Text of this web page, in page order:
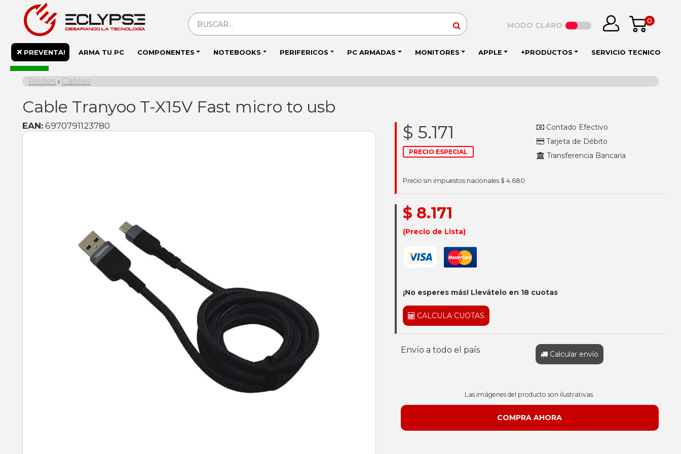
0
MODO CLARO
PREVENTA! ARMA TU PC COMPONENTES NOTEBOOKS PERIFERICOS PC ARMADAS MONITORES APPLE +PRODUCTOS SERVICIO TECNICO
Redes › Cables
Cable Tranyoo T-X15V Fast micro to usb
EAN: 6970791123780 $ 5.171
PRECIO ESPECIAL
Contado Efectivo
Tarjeta de Débito
Transferencia Bancaria
Precio sin impuestos nacionales $ 4.680
$ 8.171
(Precio de Lista)
¡No esperes más! Llevátelo en 18 cuotas
CALCULA CUOTAS
Envío a todo el país Calcular envío
En stock
Las imágenes del producto son ilustrativas.